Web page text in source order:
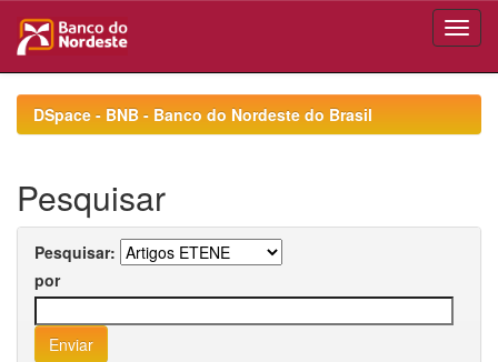
navigationDSpace - BNB - Banco do Nordeste do Brasil
Pesquisar
Pesquisar:
por